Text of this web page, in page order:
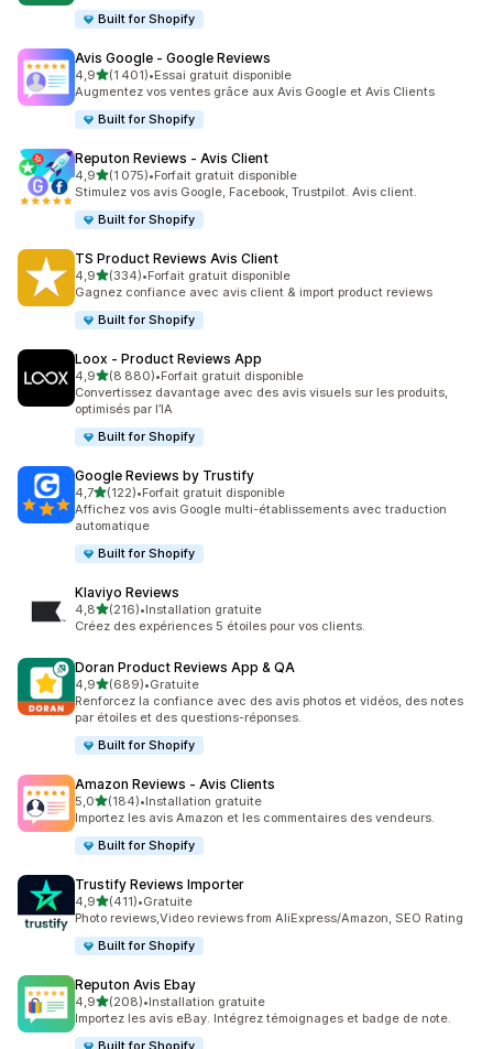
Built for Shopify
Avis Google ‑ Google Reviews
4,9étoile(s) sur 5
(1 401)
1401 avis au total
•Essai gratuit disponible
Augmentez vos ventes grâce aux Avis Google et Avis Clients
Built for Shopify
Reputon Reviews ‑ Avis Client
4,9étoile(s) sur 5
(1 075)
1075 avis au total
•Forfait gratuit disponible
Stimulez vos avis Google, Facebook, Trustpilot. Avis client.
Built for Shopify
TS Product Reviews Avis Client
4,9étoile(s) sur 5
(334)
334 avis au total
•Forfait gratuit disponible
Gagnez confiance avec avis client & import product reviews
Built for Shopify
Loox ‑ Product Reviews App
4,9étoile(s) sur 5
(8 880)
8880 avis au total
•Forfait gratuit disponible
Convertissez davantage avec des avis visuels sur les produits,
optimisés par l’IA
Built for Shopify
Google Reviews by Trustify
4,7étoile(s) sur 5
(122)
122 avis au total
•Forfait gratuit disponible
Affichez vos avis Google multi-établissements avec traduction
automatique
Built for Shopify
Klaviyo Reviews
4,8étoile(s) sur 5
(216)
216 avis au total
•Installation gratuite
Créez des expériences 5 étoiles pour vos clients.
Doran Product Reviews App & QA
4,9étoile(s) sur 5
(689)
689 avis au total
•Gratuite
Renforcez la confiance avec des avis photos et vidéos, des notes
par étoiles et des questions-réponses.
Built for Shopify
Amazon Reviews ‑ Avis Clients
5,0étoile(s) sur 5
(184)
184 avis au total
•Installation gratuite
Importez les avis Amazon et les commentaires des vendeurs.
Built for Shopify
Trustify Reviews Importer
4,9étoile(s) sur 5
(411)
411 avis au total
•Gratuite
Photo reviews,Video reviews from AliExpress/Amazon, SEO Rating
Built for Shopify
Reputon Avis Ebay
4,9étoile(s) sur 5
(208)
208 avis au total
•Installation gratuite
Importez les avis eBay. Intégrez témoignages et badge de note.